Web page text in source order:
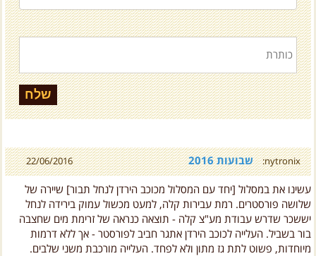
22/06/2016 nytronix: שבועות 2016
עשינו את במסלול [יחד עם המסלול מכוכב הירדן לנחל תבור] שיירה של
שלושה פורסטרים. רמת עבירות קלה, למעט מכשול עמוק בירידה לנחל
יששכר שדרש עבודת מע"צ קלה - תוצאה כנראה של זרימת מים שחצבה
בור בשביל. העלייה לכוכב הירדן אתגר חביב לפורסטר - אך ללא דרמות
מיוחדות, פשוט לתת גז מתון ולא לפחד. העלייה מורכבת משני שלבים.